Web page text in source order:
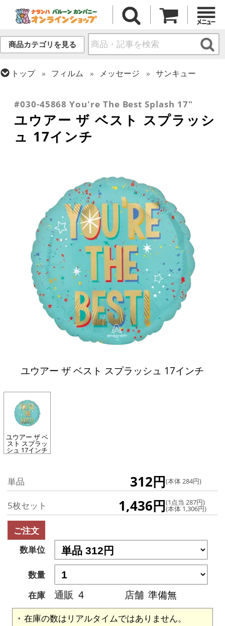
商品カテゴリを見る
トップ フィルム メッセージ
サンキュー
#030-45868 You're The Best Splash 17"
ユウアー ザ ベスト スプラッシ
ュ 17インチ
ユウアー ザ ベスト スプラッシュ 17インチ
ユウアー ザ ベ
スト スプラッ
シュ 17インチ
単品 312円(本体 284円)
5枚セット 1,436円(1点当 287円)
(本体 1,306円)
ご注文
数単位
数量
在庫
通販 4 店舗 準備無
在庫の数はリアルタイムではありません。